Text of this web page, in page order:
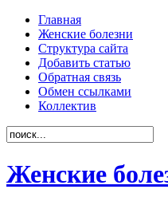
Главная
Женские болезни
Структура сайта
Добавить статью
Обратная связь
Обмен ссылками
Коллектив
Женские